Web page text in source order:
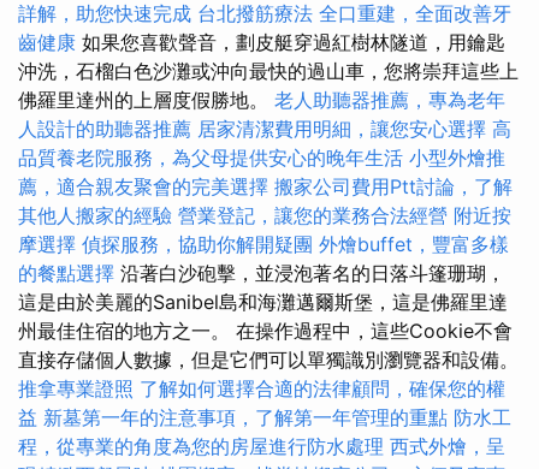
詳解，助您快速完成 台北撥筋療法 全口重建，全面改善牙
齒健康 如果您喜歡聲音，劃皮艇穿過紅樹林隧道，用鑰匙
沖洗，石榴白色沙灘或沖向最快的過山車，您將崇拜這些上
佛羅里達州的上層度假勝地。 老人助聽器推薦，專為老年
人設計的助聽器推薦 居家清潔費用明細，讓您安心選擇 高
品質養老院服務，為父母提供安心的晚年生活 小型外燴推
薦，適合親友聚會的完美選擇 搬家公司費用Ptt討論，了解
其他人搬家的經驗 營業登記，讓您的業務合法經營 附近按
摩選擇 偵探服務，協助你解開疑團 外燴buffet，豐富多樣
的餐點選擇 沿著白沙砲擊，並浸泡著名的日落斗篷珊瑚，
這是由於美麗的Sanibel島和海灘邁爾斯堡，這是佛羅里達
州最佳住宿的地方之一。 在操作過程中，這些Cookie不會
直接存儲個人數據，但是它們可以單獨識別瀏覽器和設備。
推拿專業證照 了解如何選擇合適的法律顧問，確保您的權
益 新墓第一年的注意事項，了解第一年管理的重點 防水工
程，從專業的角度為您的房屋進行防水處理 西式外燴，呈